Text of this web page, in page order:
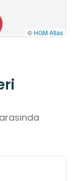
© HGM Atlas